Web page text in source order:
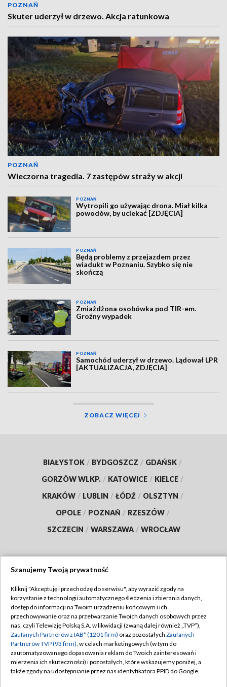
POZNAŃ
Skuter uderzył w drzewo. Akcja ratunkowa
POZNAŃ
Wieczorna tragedia. 7 zastępów straży w akcji
POZNAŃ
Wytropili go używając drona. Miał kilka
powodów, by uciekać [ZDJĘCIA]
POZNAŃ
Będą problemy z przejazdem przez
wiadukt w Poznaniu. Szybko się nie
skończą
POZNAŃ
Zmiażdżona osobówka pod TIR-em.
Groźny wypadek
POZNAŃ
Samochód uderzył w drzewo. Lądował LPR
[AKTUALIZACJA, ZDJĘCIA]
ZOBACZ WIĘCEJ
BIAŁYSTOK / BYDGOSZCZ / GDAŃSK /
GORZÓW WLKP. / KATOWICE / KIELCE /
KRAKÓW / LUBLIN / ŁÓDŹ / OLSZTYN /
OPOLE / POZNAŃ / RZESZÓW /
SZCZECIN / WARSZAWA / WROCŁAW
TVP
Abonament TVP
Emisja w TVP
Centrum informacji TVP
Naziemna Telewizja Cyfrowa
Regulamin TVP
Polityka prywatności
Moje zgody
Pomoc
Szanujemy Twoją prywatność
Kliknij "Akceptuję i przechodzę do serwisu", aby wyrazić zgody na
korzystanie z technologii automatycznego śledzenia i zbierania danych,
dostęp do informacji na Twoim urządzeniu końcowym i ich
przechowywanie oraz na przetwarzanie Twoich danych osobowych przez
nas, czyli Telewizję Polską S.A. w likwidacji (zwaną dalej również „TVP”),
Zaufanych Partnerów z IAB* (1201 firm) oraz pozostałych Zaufanych
Partnerów TVP (93 firm), w celach marketingowych (w tym do
zautomatyzowanego dopasowania reklam do Twoich zainteresowań i
mierzenia ich skuteczności) i pozostałych, które wskazujemy poniżej, a
także zgody na udostępnianie przez nas identyfikatora PPID do Google.